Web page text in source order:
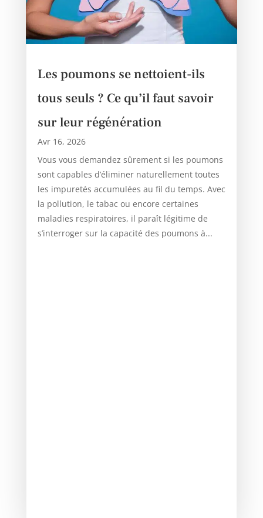
Les poumons se nettoient-ils
tous seuls ? Ce qu’il faut savoir
sur leur régénération
Avr 16, 2026
Vous vous demandez sûrement si les poumons
sont capables d’éliminer naturellement toutes
les impuretés accumulées au fil du temps. Avec
la pollution, le tabac ou encore certaines
maladies respiratoires, il paraît légitime de
s’interroger sur la capacité des poumons à...